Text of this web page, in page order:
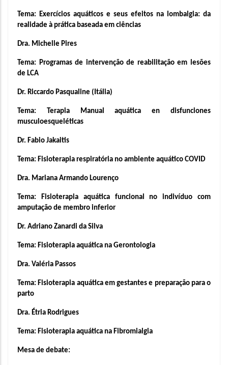
Tema: Exercícios aquáticos e seus efeitos na lombalgia: da
realidade à prática baseada em ciências
Dra. Michelle Pires
Tema: Programas de intervenção de reabilitação em lesões
de LCA
Dr. Riccardo Pasqualine (Itália)
Tema: Terapia Manual aquática en disfunciones
musculoesqueléticas
Dr. Fabio Jakaitis
Tema: Fisioterapia respiratória no ambiente aquático COVID
Dra. Mariana Armando Lourenço
Tema: Fisioterapia aquática funcional no indivíduo com
amputação de membro inferior
Dr. Adriano Zanardi da Silva
Tema: Fisioterapia aquática na Gerontologia
Dra. Valéria Passos
Tema: Fisioterapia aquática em gestantes e preparação para o
parto
Dra. Étria Rodrigues
Tema: Fisioterapia aquática na Fibromialgia
Mesa de debate: